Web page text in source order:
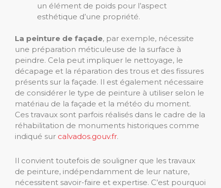
un élément de poids pour l’aspect
esthétique d’une propriété.
La peinture de façade, par exemple, nécessite
une préparation méticuleuse de la surface à
peindre. Cela peut impliquer le nettoyage, le
décapage et la réparation des trous et des fissures
présents sur la façade. Il est également nécessaire
de considérer le type de peinture à utiliser selon le
matériau de la façade et la météo du moment.
Ces travaux sont parfois réalisés dans le cadre de la
réhabilitation de monuments historiques comme
indiqué sur calvados.gouv.fr.
Il convient toutefois de souligner que les travaux
de peinture, indépendamment de leur nature,
nécessitent savoir-faire et expertise. C’est pourquoi